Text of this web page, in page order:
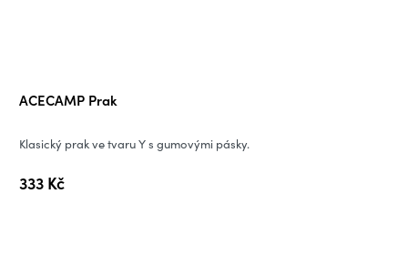
ACECAMP Prak
produktu
3,0
333 Kč
Klasický prak ve tvaru Y s gumovými pásky.